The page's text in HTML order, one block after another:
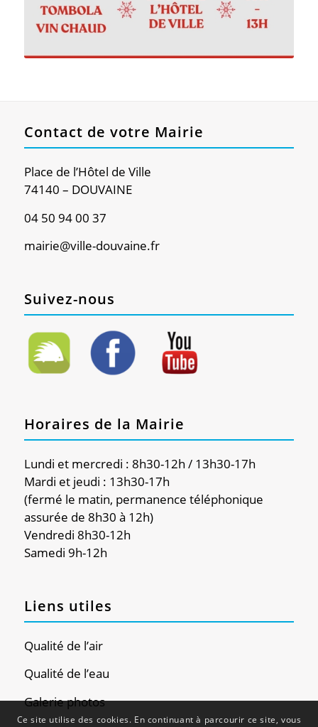
Contact de votre Mairie
Place de l’Hôtel de Ville
74140 – DOUVAINE
04 50 94 00 37
mairie@ville-douvaine.fr
Suivez-nous
Horaires de la Mairie
Lundi et mercredi : 8h30-12h / 13h30-17h
Mardi et jeudi : 13h30-17h
(fermé le matin, permanence téléphonique
assurée de 8h30 à 12h)
Vendredi 8h30-12h
Samedi 9h-12h
Liens utiles
Qualité de l’air
Qualité de l’eau
Galerie photos
Ce site utilise des cookies. En continuant à parcourir ce site, vous